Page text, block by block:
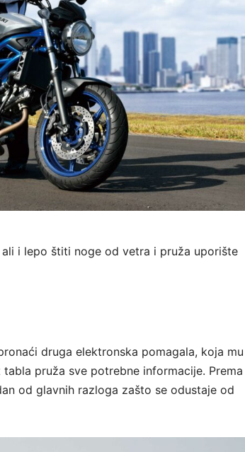
i lepo štiti noge od vetra i pruža uporište
druga elektronska pomagala, koja mu
pruža sve potrebne informacije. Prema
od glavnih razloga zašto se odustaje od